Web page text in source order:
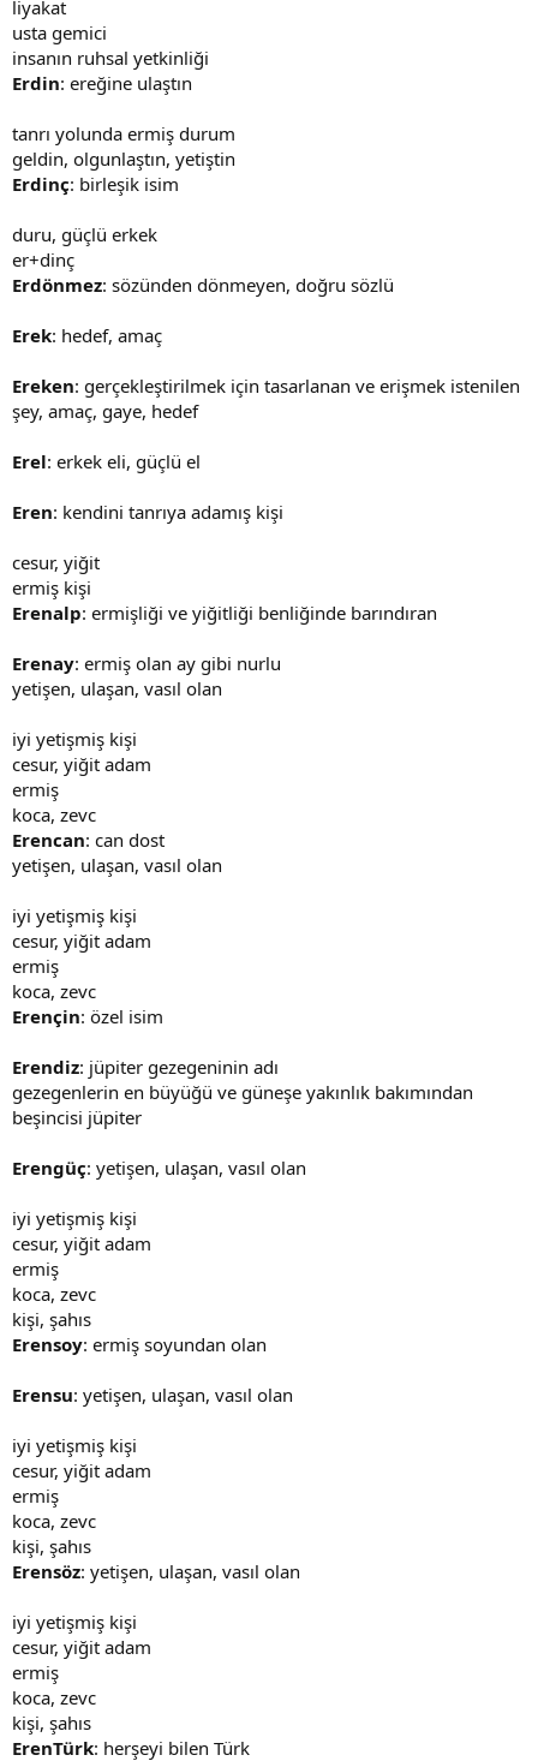
liyakat
usta gemici
insanın ruhsal yetkinliği
Erdin: ereğine ulaştın
tanrı yolunda ermiş durum
geldin, olgunlaştın, yetiştin
Erdinç: birleşik isim
duru, güçlü erkek
er+dinç
Erdönmez: sözünden dönmeyen, doğru sözlü
Erek: hedef, amaç
Ereken: gerçekleştirilmek için tasarlanan ve erişmek istenilen
şey, amaç, gaye, hedef
Erel: erkek eli, güçlü el
Eren: kendini tanrıya adamış kişi
cesur, yiğit
ermiş kişi
Erenalp: ermişliği ve yiğitliği benliğinde barındıran
Erenay: ermiş olan ay gibi nurlu
yetişen, ulaşan, vasıl olan
iyi yetişmiş kişi
cesur, yiğit adam
ermiş
koca, zevc
Erencan: can dost
yetişen, ulaşan, vasıl olan
iyi yetişmiş kişi
cesur, yiğit adam
ermiş
koca, zevc
Erençin: özel isim
Erendiz: jüpiter gezegeninin adı
gezegenlerin en büyüğü ve güneşe yakınlık bakımından
beşincisi jüpiter
Erengüç: yetişen, ulaşan, vasıl olan
iyi yetişmiş kişi
cesur, yiğit adam
ermiş
koca, zevc
kişi, şahıs
Erensoy: ermiş soyundan olan
Erensu: yetişen, ulaşan, vasıl olan
iyi yetişmiş kişi
cesur, yiğit adam
ermiş
koca, zevc
kişi, şahıs
Erensöz: yetişen, ulaşan, vasıl olan
iyi yetişmiş kişi
cesur, yiğit adam
ermiş
koca, zevc
kişi, şahıs
ErenTürk: herşeyi bilen Türk